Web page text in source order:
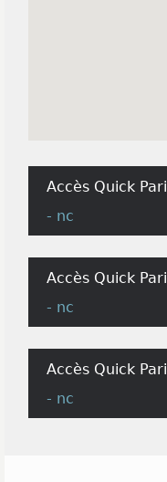
Accès Quick
- nc
Accès Quick
- nc
Accès Quick
- nc